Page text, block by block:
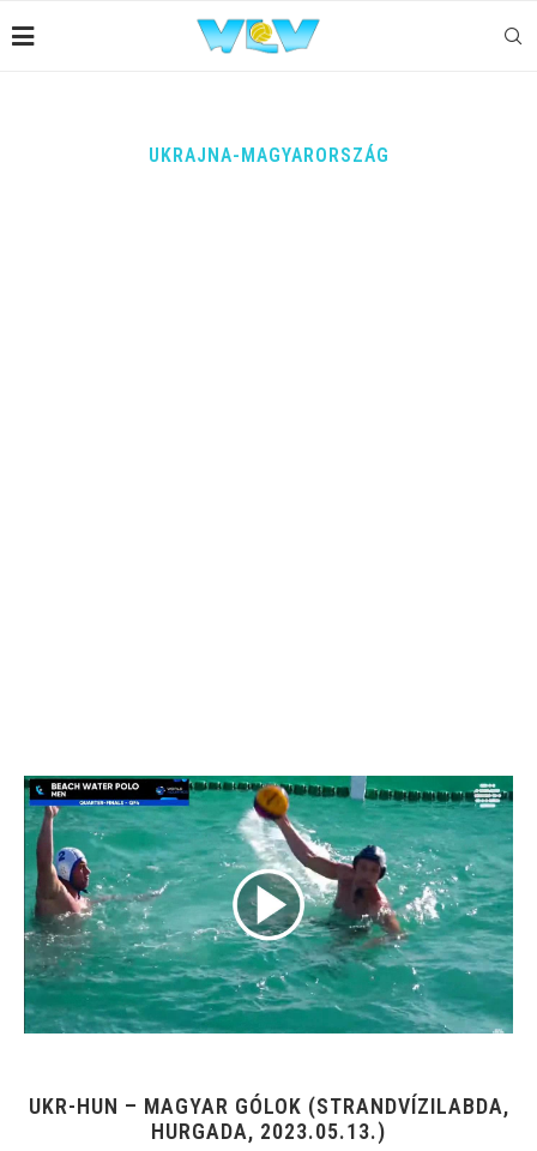
UKRAJNA-MAGYARORSZÁG
UKR-HUN – MAGYAR GÓLOK (STRANDVÍZILABDA,
HURGADA, 2023.05.13.)